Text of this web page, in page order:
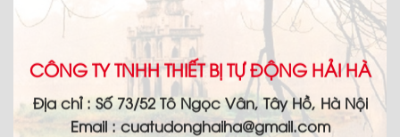
CÔNG TY TNHH THIẾT BỊ TỰ ĐỘNG HẢI HÀ
Địa chỉ :Số 73/52 Tô Ngọc Vân, Tây Hồ, Hà Nội
Email :cuatudonghaiha@gmail.com